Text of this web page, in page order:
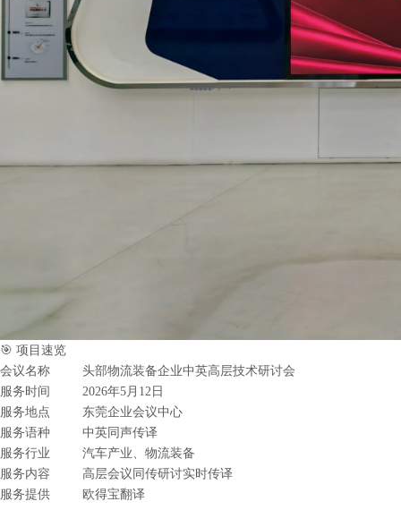
🎯 项目速览
会议名称
头部物流装备企业中英高层技术研讨会
服务时间
2026年5月 12 日
服务地点
东莞企业会议中心
服务语种
中英同声传译
服务行业
汽车产业、物流装备
服务内容
高层会议同传研讨实时传译
服务提供
欧得宝翻译